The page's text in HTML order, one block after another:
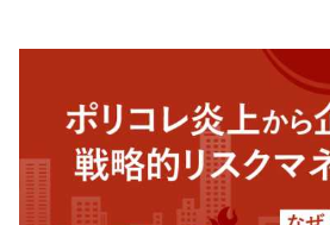
(CV子安武人)が安定のやりたい
最近のJKってマジですぐヤレ
ゃないの
俺「…」担任「…くん！俺くん
てって何度m」俺「(───来るッ